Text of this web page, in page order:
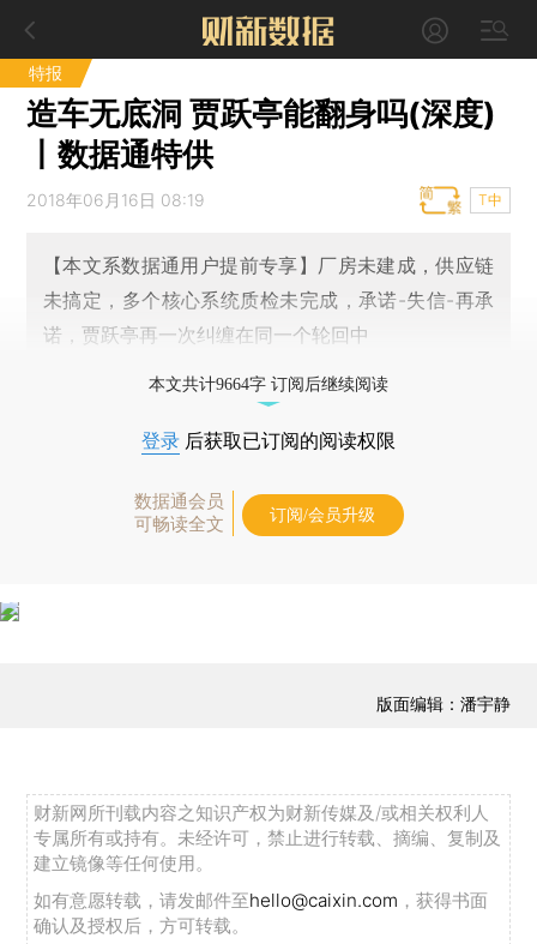
特报
造车无底洞 贾跃亭能翻身吗(深度)
丨数据通特供
2018年06月16日 08:19 T中
【本文系数据通用户提前专享】厂房未建成，供应链
未搞定，多个核心系统质检未完成，承诺-失信-再承
诺，贾跃亭再一次纠缠在同一个轮回中
本文共计9664字 订阅后继续阅读
登录 后获取已订阅的阅读权限
数据通会员
可畅读全文
订阅/会员升级
版面编辑：潘宇静
财新网所刊载内容之知识产权为财新传媒及/或相关权利人
专属所有或持有。未经许可，禁止进行转载、摘编、复制及
建立镜像等任何使用。
如有意愿转载，请发邮件至hello@caixin.com ，获得书面
确认及授权后，方可转载。